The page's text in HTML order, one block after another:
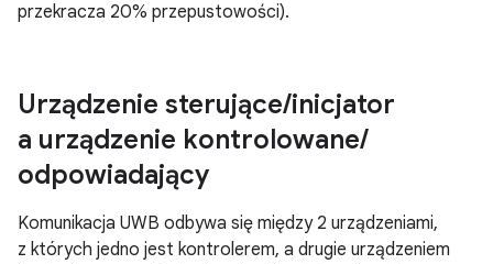
przekracza 20% przepustowości).
Urządzenie sterujące/inicjator
a urządzenie kontrolowane/
odpowiadający
Komunikacja UWB odbywa się między 2 urządzeniami,
z których jedno jest kontrolerem, a drugie urządzeniem